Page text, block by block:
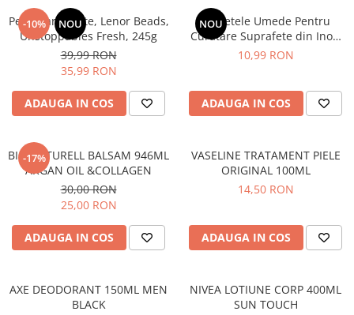
Ingrijire Personala
Creme de Maini
Creme si Lotiuni de Corp
Deodorante si Antiperspirante
Deodorant Barbati
Deodorant Dama
Deodorant Unisex
Dus si Baie
Gel de Dus
Gel de Dus pentru Barbati
Prosoape si Bureti de Baie
Sare de Baie
Spumant de Baie
-10% NOU
Perle Parfumate, Lenor Beads,
Unstoppables Fresh, 245g
39,99 RON
35,99 RON
ADAUGA IN COS
NOU
Servetele Umede Pentru
Curatare Suprafete din Inox,
Green Shield, 70 buc
10,99 RON
ADAUGA IN COS
-17%
BIO NATURELL BALSAM 946ML
ARGAN OIL &COLLAGEN
30,00 RON
25,00 RON
ADAUGA IN COS
VASELINE TRATAMENT PIELE
ORIGINAL 100ML
14,50 RON
ADAUGA IN COS
AXE DEODORANT 150ML MEN
BLACK
NIVEA LOTIUNE CORP 400ML
SUN TOUCH